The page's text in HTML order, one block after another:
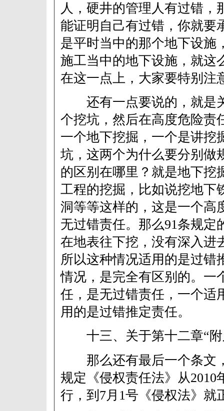
人，硬井的管理人有过错，
能证明自己有过错，你就要
是平时当中的那个地下设施
施工当中的地下设施，就这
在这一点上，大家要特别注
还有一点要说的，就是
个挖坑，然后在高度危险责
一个地下挖掘，一个是讲挖
坑，这两个为什么要分别做
的区别在哪里？就是地下挖
工程的挖掘，比如说挖地下
洞等等这样的，这是一个高
无过错责任。那么91条规定
在地表往下挖，没有深入进
所以这种情况适用的是过错
情况，是完全有区别的。一
任，是无过错责任，一个适
用的是过错推定责任。
十三、关于第十二章“附
那么还有最后一个条文
规定《侵权责任法》从2010
行，到7月1号《侵权法》就